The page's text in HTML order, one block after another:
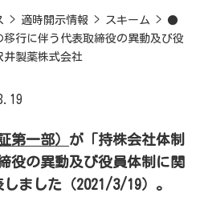
> 適時開示情報 > スキーム > ●
移行に伴う代表取締役の異動及び役
製薬株式会社
第一部） が「持株会社体制
役の異動及び役員体制に関
しました（2021/3/19）。